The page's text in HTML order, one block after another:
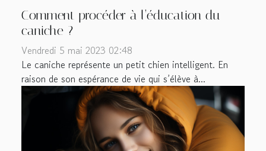
Comment procéder à l’éducation du
caniche ?
Vendredi 5 mai 2023 02:48
Le caniche représente un petit chien intelligent. En
raison de son espérance de vie qui s’élève à...